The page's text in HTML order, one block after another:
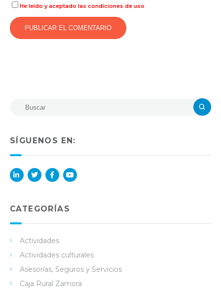
He leído y aceptado las condiciones de uso
SÍGUENOS EN:
in
ok
e
CATEGORÍAS
Actividades
Actividades culturales
Asesorías, Seguros y Servicios
Caja Rural Zamora